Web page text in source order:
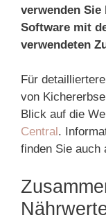
verwenden
Software mit
verwendeten
Für
von
Blick auf die
Central.
finden Sie auch